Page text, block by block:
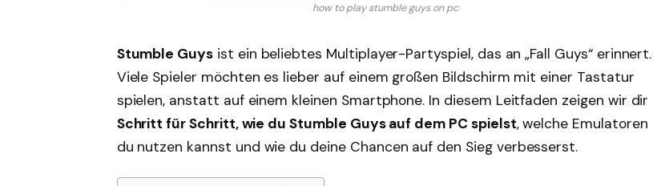
how to play stumble guys on pc
Stumble Guys ist ein beliebtes Multiplayer-Partyspiel, das an „Fall Guys“ erinnert.
Viele Spieler möchten es lieber auf einem großen Bildschirm mit einer Tastatur
spielen, anstatt auf einem kleinen Smartphone. In diesem Leitfaden zeigen wir dir
Schritt für Schritt, wie du Stumble Guys auf dem PC spielst, welche Emulatoren
du nutzen kannst und wie du deine Chancen auf den Sieg verbesserst.